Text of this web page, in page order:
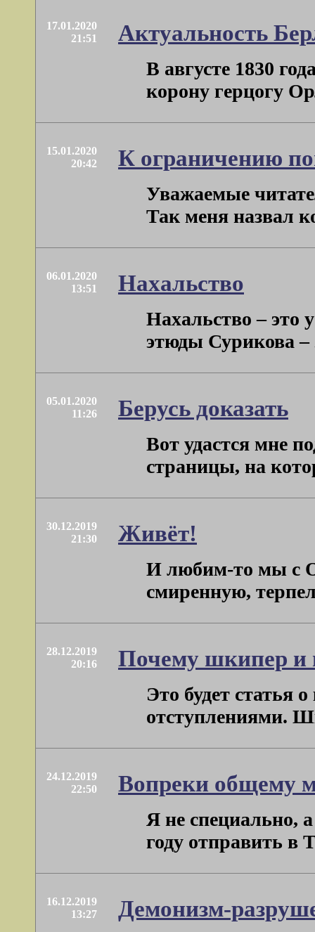
17.01.2020
21:51
Актуальность
В августе 1830
корону герцогу
15.01.2020
20:42
К ограничению
Уважаемые
Так меня назвал
06.01.2020
13:51
Нахальство
Нахальство – это
этюды Сурикова –
05.01.2020
11:26
Берусь доказать
Вот удастся мне
страницы, на
30.12.2019
21:30
Живёт!
И любим-то мы с
смиренную,
28.12.2019
20:16
Почему шкипер и
Это будет
отступлениями.
24.12.2019
22:50
Вопреки общему
Я не специально,
году отправить в
16.12.2019
13:27
Демонизм-